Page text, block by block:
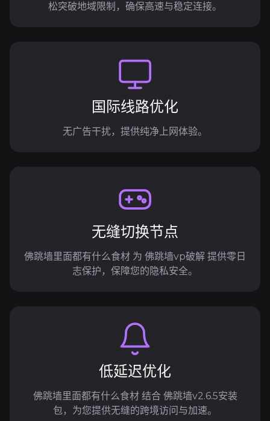
松突破地域限制，确保高速与稳定连接。
国际线路优化
无广告干扰，提供纯净上网体验。
无缝切换节点
佛跳墙里面都有什么食材 为 佛跳墙vp破解 提供零日
志保护，保障您的隐私安全。
低延迟优化
佛跳墙里面都有什么食材 结合 佛跳墙v2.6.5安装
包，为您提供无缝的跨境访问与加速。